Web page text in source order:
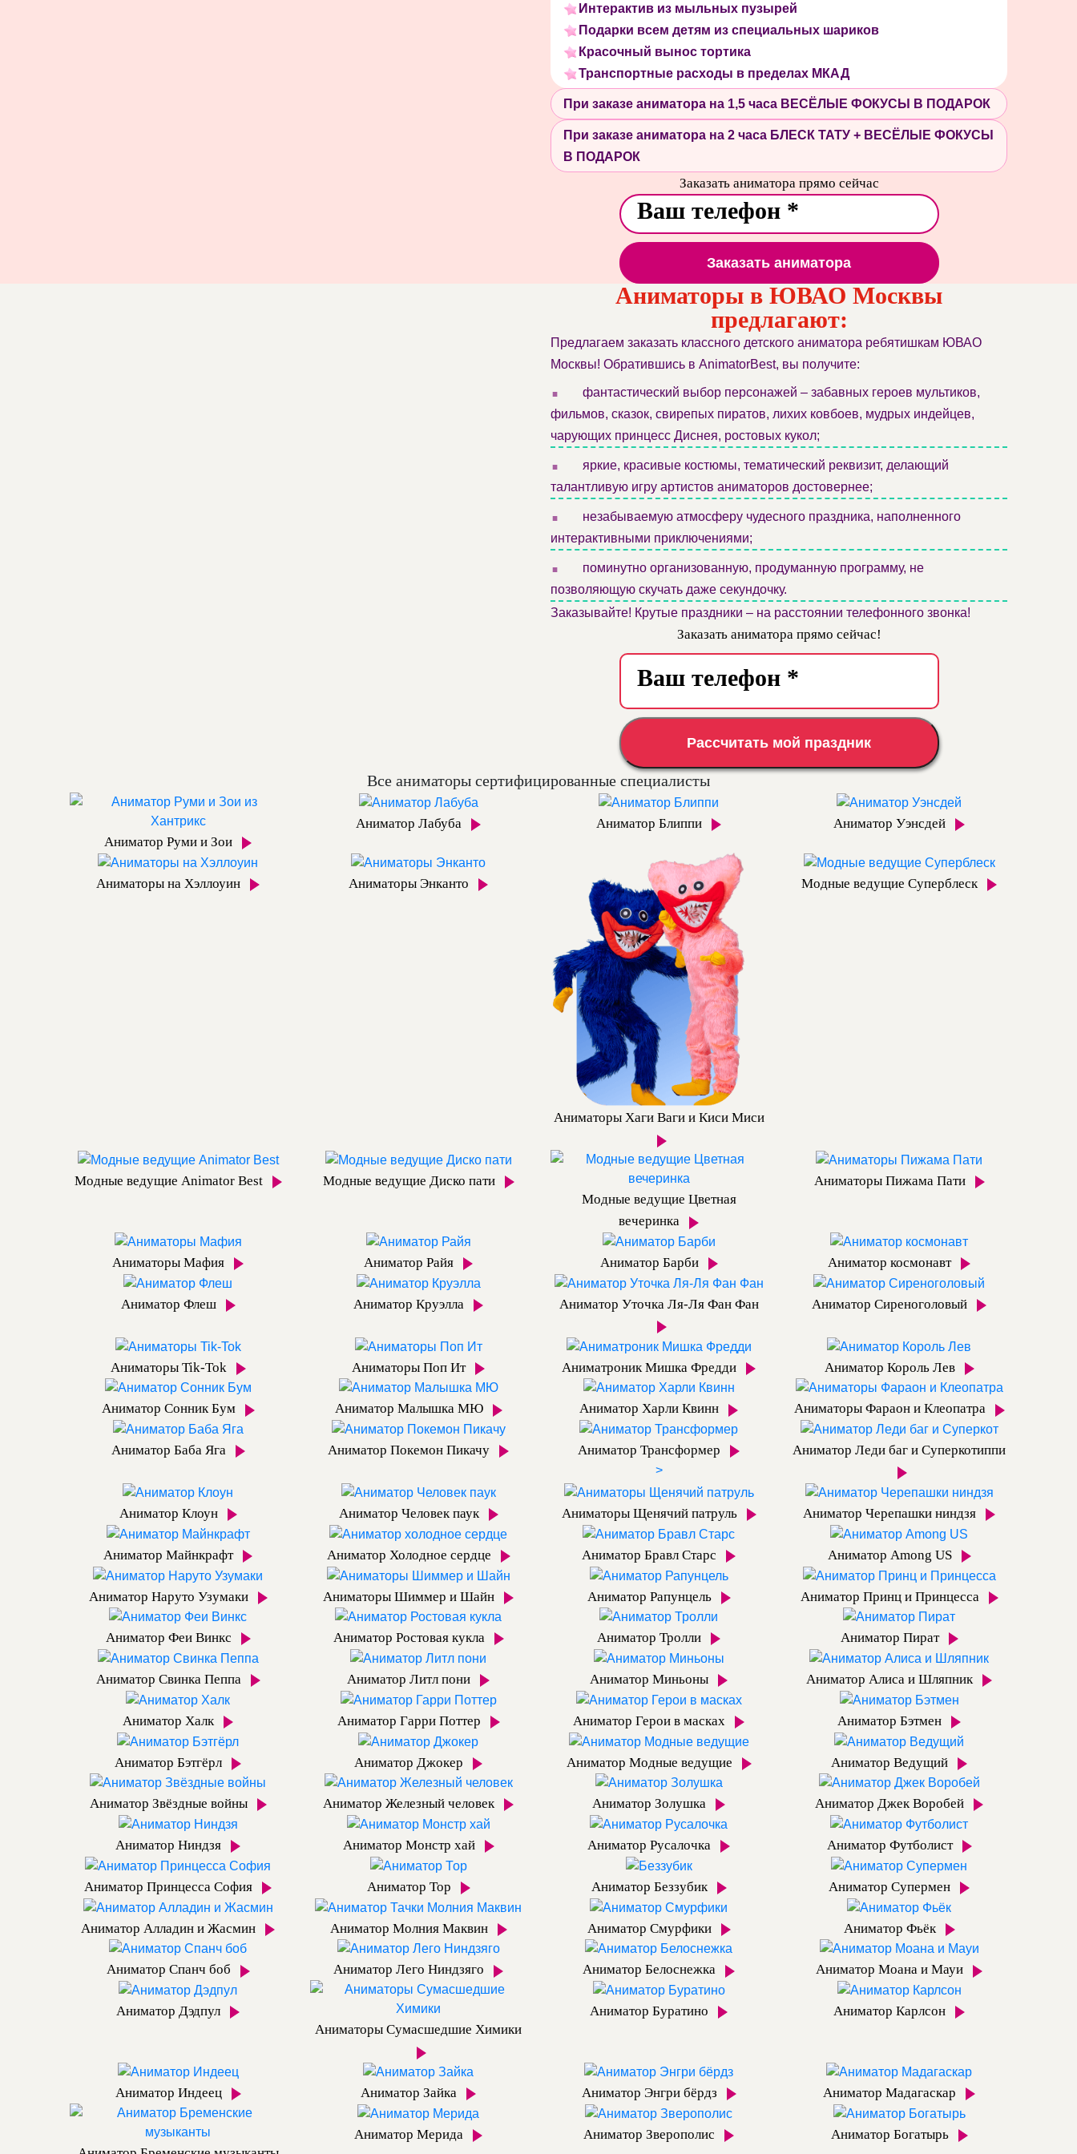
Интерактив из мыльных пузырей
Подарки всем детям из специальных шариков
Красочный вынос тортика
Транспортные расходы в пределах МКАД
При заказе аниматора на 1,5 часа ВЕСЁЛЫЕ ФОКУСЫ В ПОДАРОК
При заказе аниматора на 2 часа БЛЕСК ТАТУ + ВЕСЁЛЫЕ ФОКУСЫ
В ПОДАРОК
Заказать аниматора прямо сейчас
Заказать аниматора
Аниматоры в ЮВАО Москвы
предлагают:
Предлагаем заказать классного детского аниматора ребятишкам ЮВАО
Москвы! Обратившись в AnimatorBest, вы получите:
.
фантастический выбор персонажей – забавных героев мультиков,
фильмов, сказок, свирепых пиратов, лихих ковбоев, мудрых индейцев,
чарующих принцесс Диснея, ростовых кукол;
.
яркие, красивые костюмы, тематический реквизит, делающий
талантливую игру артистов аниматоров достовернее;
.
незабываемую атмосферу чудесного праздника, наполненного
интерактивными приключениями;
.
поминутно организованную, продуманную программу, не
позволяющую скучать даже секундочку.
Заказывайте! Крутые праздники – на расстоянии телефонного звонка!
Заказать аниматора прямо сейчас!
Рассчитать мой праздник
Все аниматоры сертифицированные специалисты
Аниматор Руми и Зои
Аниматор Лабуба Аниматор Блиппи Аниматор Уэнсдей
Аниматоры на Хэллоуин Аниматоры Энканто
Аниматоры Хаги Ваги и Киси Миси
Модные ведущие Суперблеск
Модные ведущие Animator Best
Модные ведущие Диско пати
Модные ведущие Цветная
вечеринка
Аниматоры Пижама Пати
Аниматоры Мафия Аниматор Райя Аниматор Барби Аниматор космонавт
Аниматор Флеш Аниматор Круэлла Аниматор Уточка Ля-Ля Фан Фан Аниматор Сиреноголовый
Аниматоры Tik-Tok Аниматоры Поп Ит Аниматроник Мишка Фредди Аниматор Король Лев
Аниматор Сонник Бум Аниматор Малышка МЮ Аниматор Харли Квинн Аниматоры Фараон и Клеопатра
Аниматор Баба Яга Аниматор Покемон Пикачу Аниматор Трансформер
>
Аниматор Леди баг и Суперкотиппи
Аниматор Клоун Аниматор Человек паук Аниматоры Щенячий патруль Аниматор Черепашки ниндзя
Аниматор Майнкрафт Аниматор Холодное сердце Аниматор Бравл Старс Аниматор Among US
Аниматор Наруто Узумаки Аниматоры Шиммер и Шайн Аниматор Рапунцель Аниматор Принц и Принцесса
Аниматор Феи Винкс Аниматор Ростовая кукла Аниматор Тролли Аниматор Пират
Аниматор Свинка Пеппа Аниматор Литл пони Аниматор Миньоны Аниматор Алиса и Шляпник
Аниматор Халк Аниматор Гарри Поттер Аниматор Герои в масках Аниматор Бэтмен
Аниматор Бэтгёрл Аниматор Джокер Аниматор Модные ведущие Аниматор Ведущий
Аниматор Звёздные войны Аниматор Железный человек Аниматор Золушка Аниматор Джек Воробей
Аниматор Ниндзя Аниматор Монстр хай Аниматор Русалочка Аниматор Футболист
Аниматор Принцесса София Аниматор Тор Аниматор Беззубик Аниматор Супермен
Аниматор Алладин и Жасмин Аниматор Молния Маквин Аниматор Смурфики Аниматор Фьёк
Аниматор Спанч боб Аниматор Лего Ниндзяго Аниматор Белоснежка Аниматор Моана и Мауи
Аниматор Дэдпул
Аниматоры Сумасшедшие Химики
Аниматор Буратино Аниматор Карлсон
Аниматор Индеец Аниматор Зайка Аниматор Энгри бёрдз Аниматор Мадагаскар
Аниматор Мерида Аниматор Зверополис Аниматор Богатырь